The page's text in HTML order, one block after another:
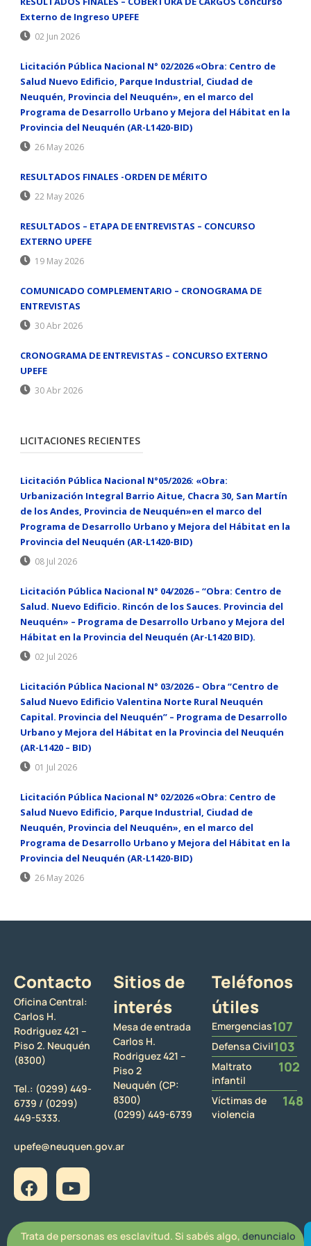
Externo de Ingreso UPEFE
02 Jun 2026
Licitación Pública Nacional N° 02/2026 «Obra: Centro de
Salud Nuevo Edificio, Parque Industrial, Ciudad de
Neuquén, Provincia del Neuquén», en el marco del
Programa de Desarrollo Urbano y Mejora del Hábitat en la
Provincia del Neuquén (AR-L1420-BID)
26 May 2026
RESULTADOS FINALES -ORDEN DE MÉRITO
22 May 2026
RESULTADOS – ETAPA DE ENTREVISTAS – CONCURSO
EXTERNO UPEFE
19 May 2026
COMUNICADO COMPLEMENTARIO – CRONOGRAMA DE
ENTREVISTAS
30 Abr 2026
CRONOGRAMA DE ENTREVISTAS – CONCURSO EXTERNO
UPEFE
30 Abr 2026
LICITACIONES RECIENTES
Licitación Pública Nacional N°05/2026: «Obra:
Urbanización Integral Barrio Aitue, Chacra 30, San Martín
de los Andes, Provincia de Neuquén»en el marco del
Programa de Desarrollo Urbano y Mejora del Hábitat en la
Provincia del Neuquén (AR-L1420-BID)
08 Jul 2026
Licitación Pública Nacional N° 04/2026 – “Obra: Centro de
Salud. Nuevo Edificio. Rincón de los Sauces. Provincia del
Neuquén» – Programa de Desarrollo Urbano y Mejora del
Hábitat en la Provincia del Neuquén (Ar-L1420 BID).
02 Jul 2026
Licitación Pública Nacional N° 03/2026 – Obra “Centro de
Salud Nuevo Edificio Valentina Norte Rural Neuquén
Capital. Provincia del Neuquén” – Programa de Desarrollo
Urbano y Mejora del Hábitat en la Provincia del Neuquén
(AR-L1420 – BID)
01 Jul 2026
Licitación Pública Nacional N° 02/2026 «Obra: Centro de
Salud Nuevo Edificio, Parque Industrial, Ciudad de
Neuquén, Provincia del Neuquén», en el marco del
Programa de Desarrollo Urbano y Mejora del Hábitat en la
Provincia del Neuquén (AR-L1420-BID)
26 May 2026
Contacto
Oficina Central:
Carlos H.
Rodriguez 421 –
Piso 2. Neuquén
(8300)
Tel.: (0299) 449-
6739 / (0299)
449-5333.
upefe@neuquen.gov.ar
Sitios de
interés
Mesa de entrada
Carlos H.
Rodriguez 421 –
Piso 2
Neuquén (CP:
8300)
(0299) 449-6739
Teléfonos
útiles
Emergencias107
Defensa Civil103
Maltrato
infantil
102
Víctimas de
violencia
148
Trata de personas es esclavitud. Si sabés algo, denuncialo